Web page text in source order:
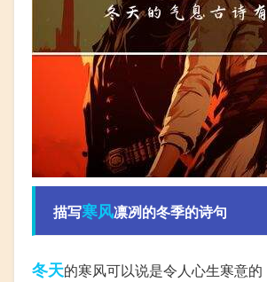
描写寒风凛冽的冬季的诗句
冬天的寒风可以说是令人心生寒意